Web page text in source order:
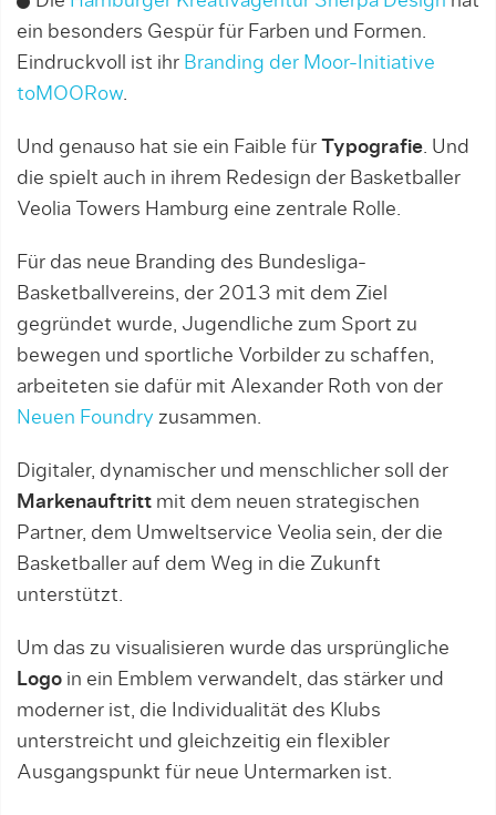
ein besonders Gespür für Farben und Formen.
Eindruckvoll ist ihr Branding der Moor-Initiative
toMOORow.
Und genauso hat sie ein Faible für Typografie. Und
die spielt auch in ihrem Redesign der Basketballer
Veolia Towers Hamburg eine zentrale Rolle.
Für das neue Branding des Bundesliga-
Basketballvereins, der 2013 mit dem Ziel
gegründet wurde, Jugendliche zum Sport zu
bewegen und sportliche Vorbilder zu schaffen,
arbeiteten sie dafür mit Alexander Roth von der
Neuen Foundry zusammen.
Digitaler, dynamischer und menschlicher soll der
Markenauftritt mit dem neuen strategischen
Partner, dem Umweltservice Veolia sein, der die
Basketballer auf dem Weg in die Zukunft
unterstützt.
Um das zu visualisieren wurde das ursprüngliche
Logo in ein Emblem verwandelt, das stärker und
moderner ist, die Individualität des Klubs
unterstreicht und gleichzeitig ein flexibler
Ausgangspunkt für neue Untermarken ist.